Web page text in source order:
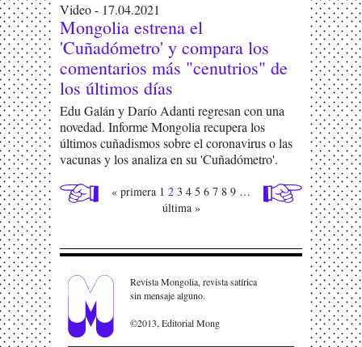
Video - 17.04.2021
Mongolia estrena el
'Cuñadómetro' y compara los
comentarios más "cenutrios" de
los últimos días
Edu Galán y Darío Adanti regresan con una
novedad. Informe Mongolia recupera los
últimos cuñadismos sobre el coronavirus o las
vacunas y los analiza en su 'Cuñadómetro'.
« primera 1 2 3 4 5 6 7 8 9 …
última »
Revista Mongolia, revista satírica
sin mensaje alguno.
©2013, Editorial Mong